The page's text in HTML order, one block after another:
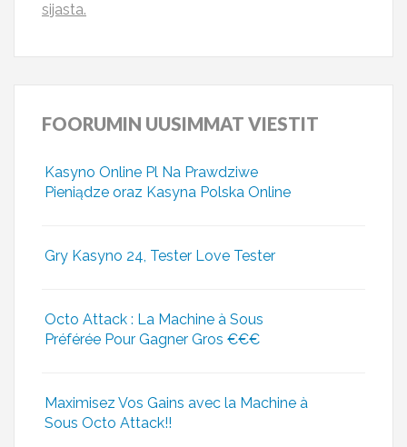
sijasta.
FOORUMIN UUSIMMAT VIESTIT
Kasyno Online Pl Na Prawdziwe
Pieniądze oraz Kasyna Polska Online
Gry Kasyno 24, Tester Love Tester
Octo Attack : La Machine à Sous
Préférée Pour Gagner Gros €€€
Maximisez Vos Gains avec la Machine à
Sous Octo Attack!!